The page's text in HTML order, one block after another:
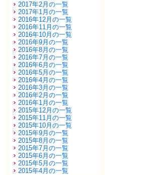
2017年2月の一覧
2017年1月の一覧
2016年12月の一覧
2016年11月の一覧
2016年10月の一覧
2016年9月の一覧
2016年8月の一覧
2016年7月の一覧
2016年6月の一覧
2016年5月の一覧
2016年4月の一覧
2016年3月の一覧
2016年2月の一覧
2016年1月の一覧
2015年12月の一覧
2015年11月の一覧
2015年10月の一覧
2015年9月の一覧
2015年8月の一覧
2015年7月の一覧
2015年6月の一覧
2015年5月の一覧
2015年4月の一覧